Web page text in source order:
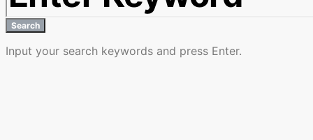
Search
Input your search keywords and press Enter.